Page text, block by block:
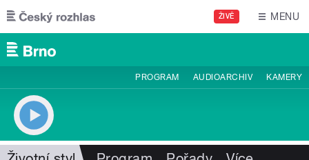
Přejít k hlavnímu obsahu
ŽIVĚ MENU
PROGRAM AUDIOARCHIV KAMERY